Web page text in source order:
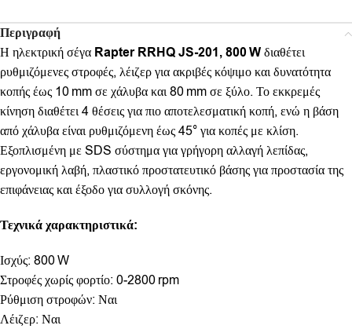
Περιγραφή
Η ηλεκτρική σέγα Rapter RRHQ JS‑201, 800 Wδιαθέτει
ρυθμιζόμενες στροφές, λέιζερ για ακριβές κόψιμο και δυνατότητα
κοπής έως 10 mm σε χάλυβα και 80 mm σε ξύλο. Το εκκρεμές
κίνηση διαθέτει 4 θέσεις για πιο αποτελεσματική κοπή, ενώ η βάση
από χάλυβα είναι ρυθμιζόμενη έως 45° για κοπές με κλίση.
Εξοπλισμένη με SDS σύστημα για γρήγορη αλλαγή λεπίδας,
εργονομική λαβή, πλαστικό προστατευτικό βάσης για προστασία της
επιφάνειας και έξοδο για συλλογή σκόνης.
Τεχνικά χαρακτηριστικά:
Ισχύς: 800 W
Στροφές χωρίς φορτίο: 0‑2800 rpm
Ρύθμιση στροφών: Ναι
Λέιζερ: Ναι